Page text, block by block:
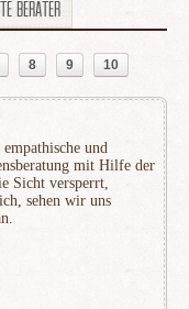
Berater
8 9 10
und
mit Hilfe der
Sicht versperrt,
sehen wir uns